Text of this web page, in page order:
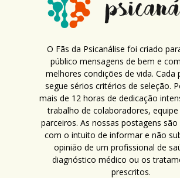
O Fãs da Psicanálise foi criado
público mensagens de bem e
melhores condições de vida. Cada
segue sérios critérios de seleção.
mais de 12 horas de dedicação
trabalho de colaboradores, equipe
parceiros. As nossas postagens são
com o intuito de informar e não
opinião de um profissional de
diagnóstico médico ou os
prescritos.